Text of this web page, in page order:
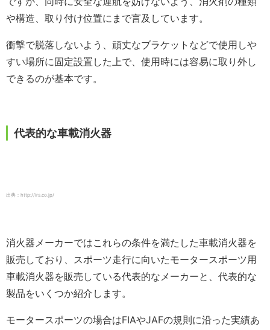
や構造、取り付け位置にまで言及しています。
衝撃で脱落しないよう、頑丈なブラケットなどで使用しや
すい場所に固定設置した上で、使用時には容易に取り外し
できるのが基本です。
代表的な車載消火器
出典：http://irs.co.jp/
消火器メーカーではこれらの条件を満たした車載消火器を
販売しており、スポーツ走行に向いたモータースポーツ用
車載消火器を販売している代表的なメーカーと、代表的な
製品をいくつか紹介します。
モータースポーツの場合はFIAやJAFの規則に沿った実績あ